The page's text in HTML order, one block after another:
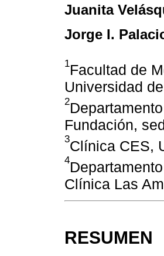
Juanita
Jorge I.
1Facultad de
Universidad
2
Fundación,
3Clínica CES,
4
Clínica Las
RESUMEN